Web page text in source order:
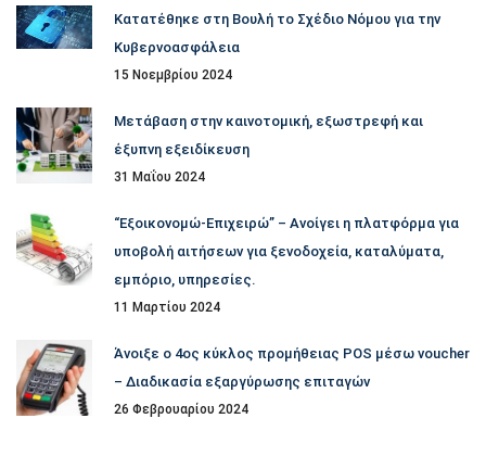
Κατατέθηκε στη Βουλή το Σχέδιο Νόμου για την
Κυβερνοασφάλεια
15 Νοεμβρίου 2024
Μετάβαση στην καινοτομική, εξωστρεφή και
έξυπνη εξειδίκευση
31 Μαΐου 2024
“Εξοικονομώ-Επιχειρώ” – Ανοίγει η πλατφόρμα για
υποβολή αιτήσεων για ξενοδοχεία, καταλύματα,
εμπόριο, υπηρεσίες.
11 Μαρτίου 2024
Άνοιξε ο 4ος κύκλος προμήθειας POS μέσω voucher
– Διαδικασία εξαργύρωσης επιταγών
26 Φεβρουαρίου 2024